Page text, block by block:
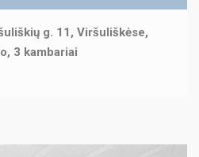
g. 11, Viršuliškėse,
3 kambariai